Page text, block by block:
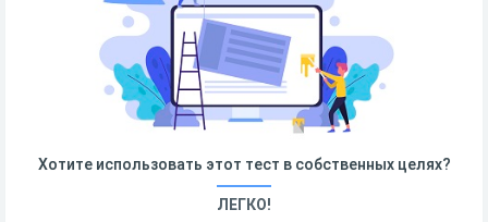
Хотите использовать этот тест в собственных целях?
ЛЕГКО!